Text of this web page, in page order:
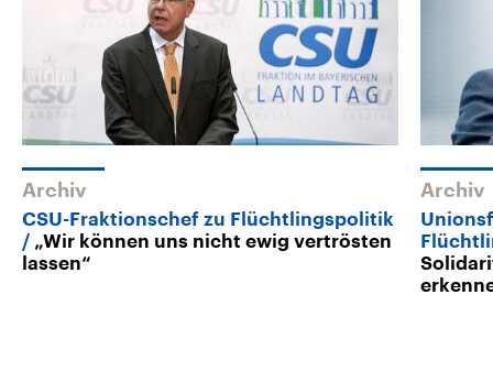
Archiv
CSU-Fraktionschef zu Flüchtlingspolitik
„Wir können uns nicht ewig vertrösten
lassen“
Archiv